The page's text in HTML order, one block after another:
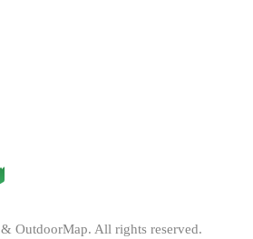
& OutdoorMap. All rights reserved.